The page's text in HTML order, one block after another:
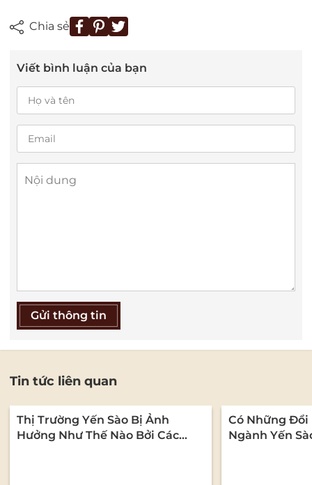
Chia sẻ
Viết bình luận của bạn
Gửi thông tin
Tin tức liên quan
Thị Trường Yến Sào Bị Ảnh
Hưởng Như Thế Nào Bởi Các
Có Những Đổi
Ngành Yến